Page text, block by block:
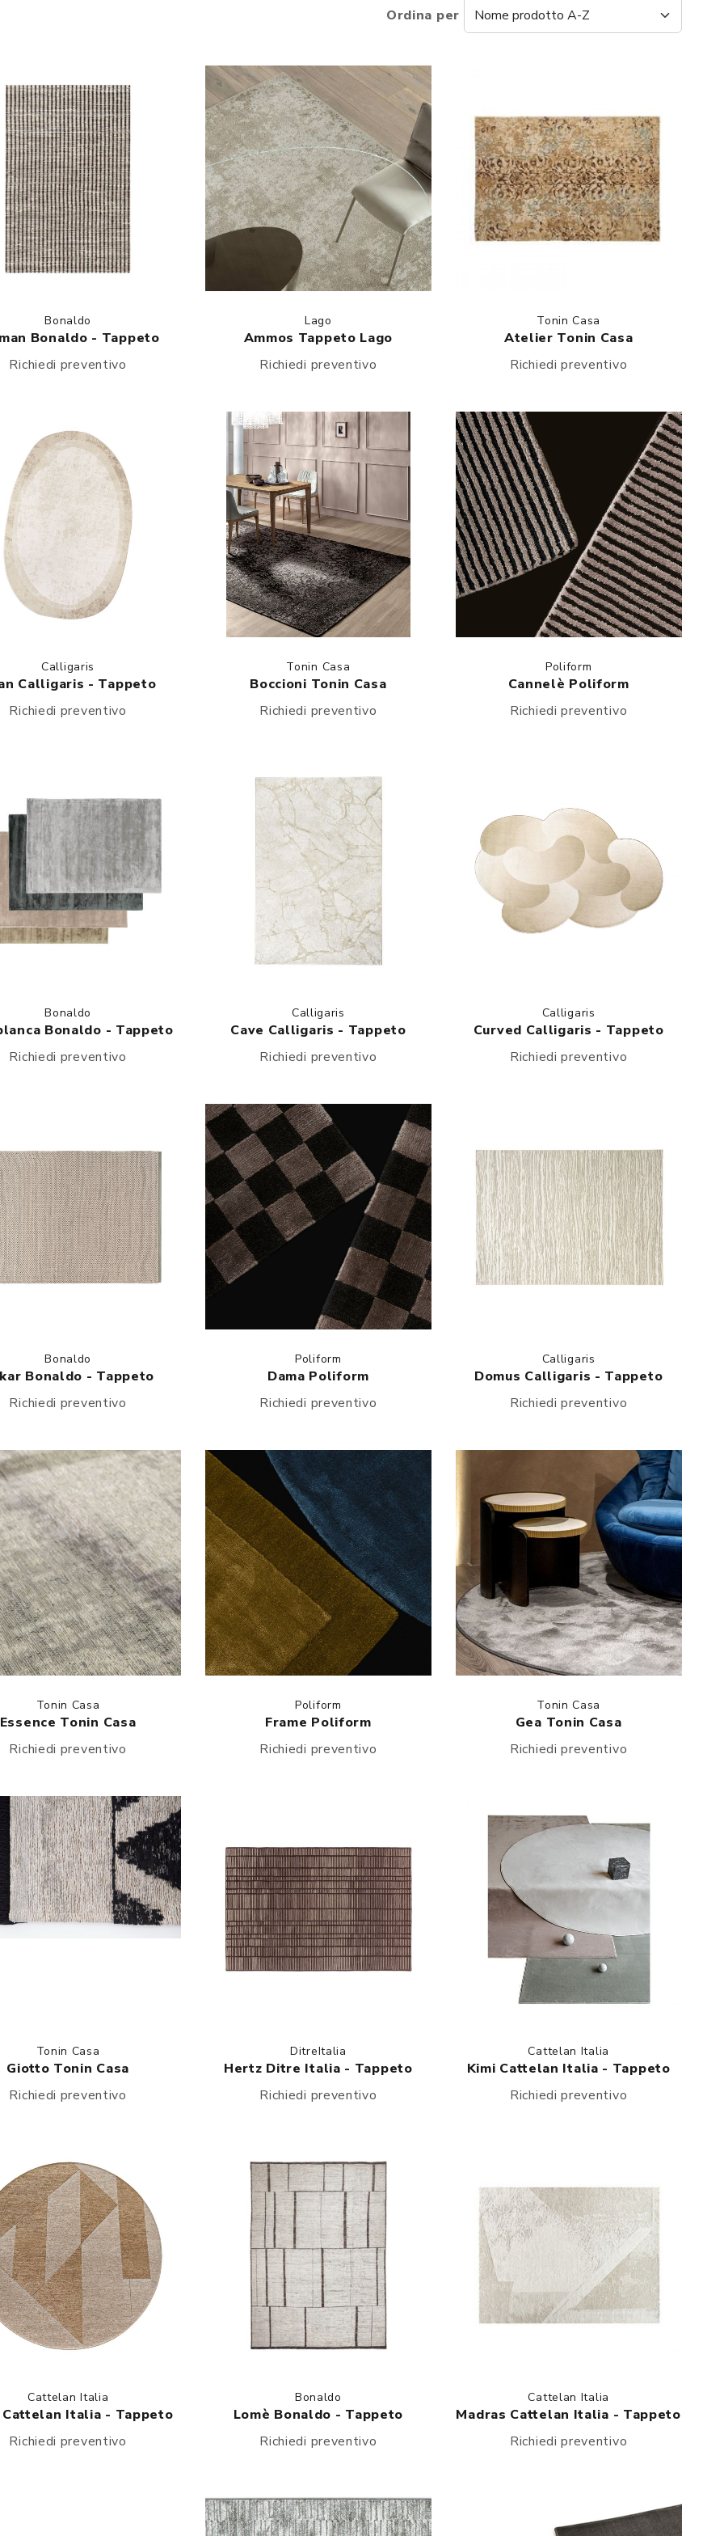
Ordina per
Bonaldo
Bonaldo - Tappeto
Richiedi preventivo
Lago
Ammos Tappeto Lago
Richiedi preventivo
Tonin Casa
Atelier Tonin Casa
Richiedi preventivo
Calligaris
Calligaris - Tappeto
Richiedi preventivo
Tonin Casa
Boccioni Tonin Casa
Richiedi preventivo
Poliform
Cannelè Poliform
Richiedi preventivo
Bonaldo
Bonaldo - Tappeto
Richiedi preventivo
Calligaris
Cave Calligaris - Tappeto
Richiedi preventivo
Calligaris
Curved Calligaris - Tappeto
Richiedi preventivo
Bonaldo
Bonaldo - Tappeto
Richiedi preventivo
Poliform
Dama Poliform
Richiedi preventivo
Calligaris
Domus Calligaris - Tappeto
Richiedi preventivo
Tonin Casa
Essence Tonin Casa
Richiedi preventivo
Poliform
Frame Poliform
Richiedi preventivo
Tonin Casa
Gea Tonin Casa
Richiedi preventivo
Tonin Casa
Giotto Tonin Casa
Richiedi preventivo
DitreItalia
Hertz Ditre Italia - Tappeto
Richiedi preventivo
Cattelan Italia
Kimi Cattelan Italia - Tappeto
Richiedi preventivo
Cattelan Italia
Cattelan Italia - Tappeto
Richiedi preventivo
Bonaldo
Lomè Bonaldo - Tappeto
Richiedi preventivo
Cattelan Italia
Madras Cattelan Italia - Tappeto
Richiedi preventivo